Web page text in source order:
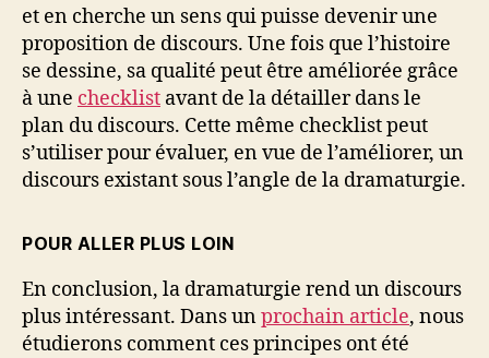
et en cherche un sens qui puisse devenir une
proposition de discours. Une fois que l’histoire
se dessine, sa qualité peut être améliorée grâce
à une checklist avant de la détailler dans le
plan du discours. Cette même checklist peut
s’utiliser pour évaluer, en vue de l’améliorer, un
discours existant sous l’angle de la dramaturgie.
POUR ALLER PLUS LOIN
En conclusion, la dramaturgie rend un discours
plus intéressant. Dans unprochain article, nous
étudierons comment ces principes ont été